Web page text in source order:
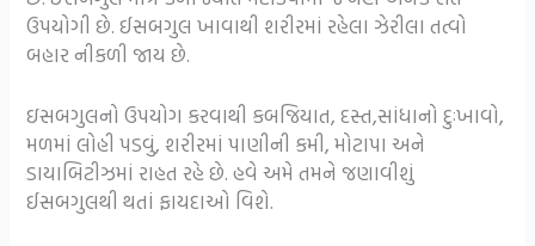
ઉપયોગી છે. ઈસબગુલ ખાવાથી શરીરમાં રહેલા ઝેરીલા તત્વો
બહાર નીકળી જાય છે.
ઇસબગુલનો ઉપયોગ કરવાથી કબજિયાત, દસ્ત,સાંધાનો દુઃખાવો,
મળમાં લોહી પડવું, શરીરમાં પાણીની કમી, મોટાપા અને
ડાયાબિટીઝમાં રાહત રહે છે. હવે અમે તમને જણાવીશું
ઈસબગુલથી થતાં ફાયદાઓ વિશે.